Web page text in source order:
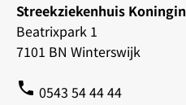
Streekziekenhuis
Beatrixpark 1
7101 BN Winterswijk
phone 0543 54 44 44